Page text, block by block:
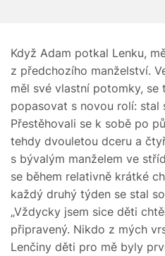
Když Adam potkal Lenku,
z předchozího manželství.
měl své vlastní potomky, se
popasovat s novou rolí: stal
Přestěhovali se k sobě po
tehdy dvouletou dceru a
s bývalým manželem ve
se během relativně krátké
každý druhý týden se stal
„Vždycky jsem sice děti
připravený. Nikdo z mých
Lenčiny děti pro mě byly